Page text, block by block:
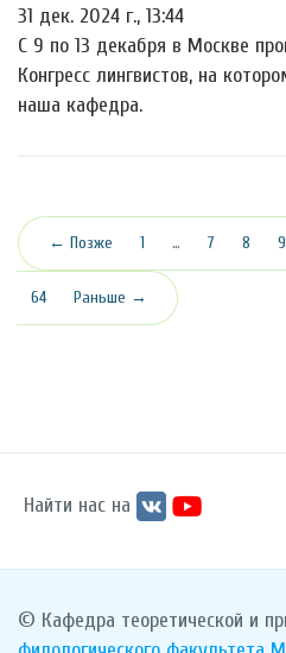
31 дек. 2024 г., 13:44
С 9 по 13 декабря в Москве
Конгресс лингвистов, на
наша кафедра.
← Позже 1 … 7 8 9
64 Раньше →
Найти нас на
© Кафедра теоретической и